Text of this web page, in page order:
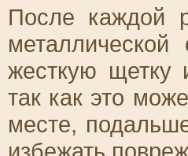
После каждой
жесткую щетку
так как это
месте,
избежать